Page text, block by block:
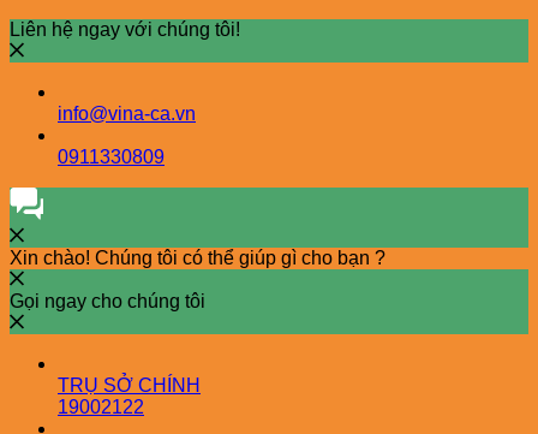
Liên hệ ngay với chúng tôi!
info@vina-ca.vn
0911330809
Xin chào! Chúng tôi có thể giúp gì cho bạn ?
Gọi ngay cho chúng tôi
TRỤ SỞ CHÍNH
19002122